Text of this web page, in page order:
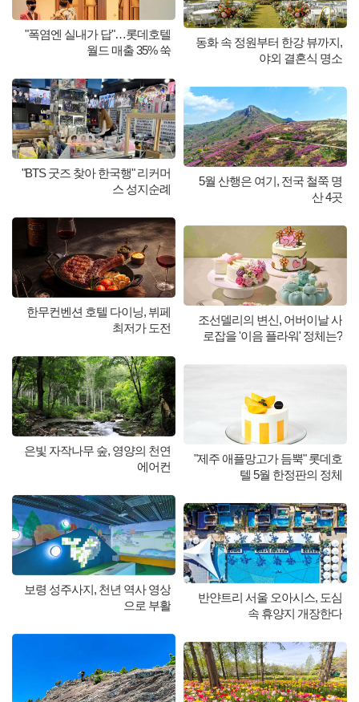
"폭염엔 실내가 답"…롯데호텔
월드 매출 35% 쑥
"BTS 굿즈 찾아 한국행" 리커머
스 성지순례
한무컨벤션 호텔 다이닝, 뷔페
최저가 도전
은빛 자작나무 숲, 영양의 천연
에어컨
보령 성주사지, 천년 역사 영상
으로 부활
동화 속 정원부터 한강 뷰까지,
야외 결혼식 명소
5월 산행은 여기, 전국 철쭉 명
산 4곳
조선델리의 변신, 어버이날 사
로잡을 '이음 플라워' 정체는?
"제주 애플망고가 듬뿍" 롯데호
텔 5월 한정판의 정체
반얀트리 서울 오아시스, 도심
속 휴양지 개장한다